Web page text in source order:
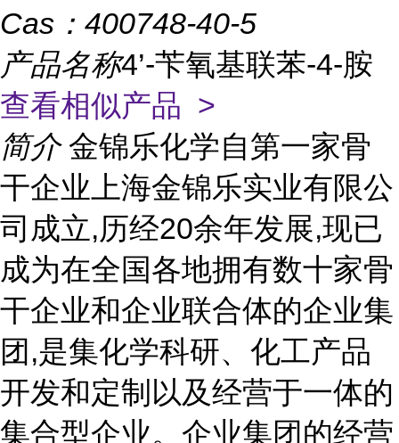
Cas： 400748-40-5
产品名称4’-苄氧基联苯-4-胺
查看相似产品 >
简介 金锦乐化学自第一家骨
干企业上海金锦乐实业有限公
司成立,历经20余年发展,现已
成为在全国各地拥有数十家骨
干企业和企业联合体的企业集
团,是集化学科研、化工产品
开发和定制以及经营于一体的
集合型企业。企业集团的经营